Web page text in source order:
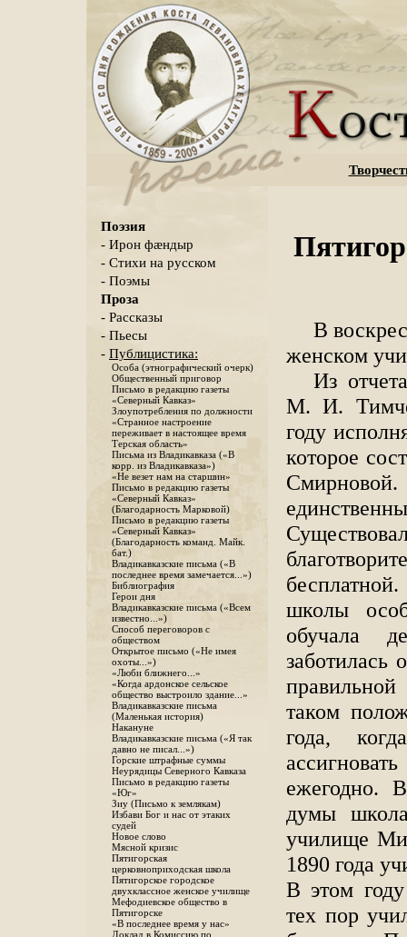
Поэзия
- Ирон фæндыр
- Стихи на русском
- Поэмы
Проза
- Рассказы
- Пьесы
- Публицистика:
Особа (этнографический очерк)
Общественный приговор
Письмо в редакцию газеты
«Северный Кавказ»
Злоупотребления по должности
«Странное настроение
переживает в настоящее время
Терская область»
Письма из Владикавказа («В
корр. из Владикавказа»)
«Не везет нам на старшин»
Письмо в редакцию газеты
«Северный Кавказ»
(Благодарность Марковой)
Письмо в редакцию газеты
«Северный Кавказ»
(Благодарность команд. Майк.
бат.)
Владикавказские письма («В
последнее время замечается...»)
Библиография
Герои дня
Владикавказские письма («Всем
известно...»)
Способ переговоров с
обществом
Открытое письмо («Не имея
охоты...»)
«Люби ближнего...»
«Когда ардонское сельское
общество выстроило здание...»
Владикавказские письма
(Маленькая история)
Накануне
Владикавказские письма («Я так
давно не писал...»)
Горские штрафные суммы
Неурядицы Северного Кавказа
Письмо в редакцию газеты
«Юг»
Зиу (Письмо к землякам)
Избави Бог и нас от этаких
судей
Новое слово
Мясной кризис
Пятигорская
церковноприходская школа
Пятигорское городское
двухклассное женское училище
Мефодиевское общество в
Пятигорске
«В последнее время у нас»
Доклад в Комиссию по
В
женском
Из
М. И.
году
которое
школы
обучала
заботилась
таком
года,
ежегодно.
думы
училище
1890 года
В этом году
тех пор